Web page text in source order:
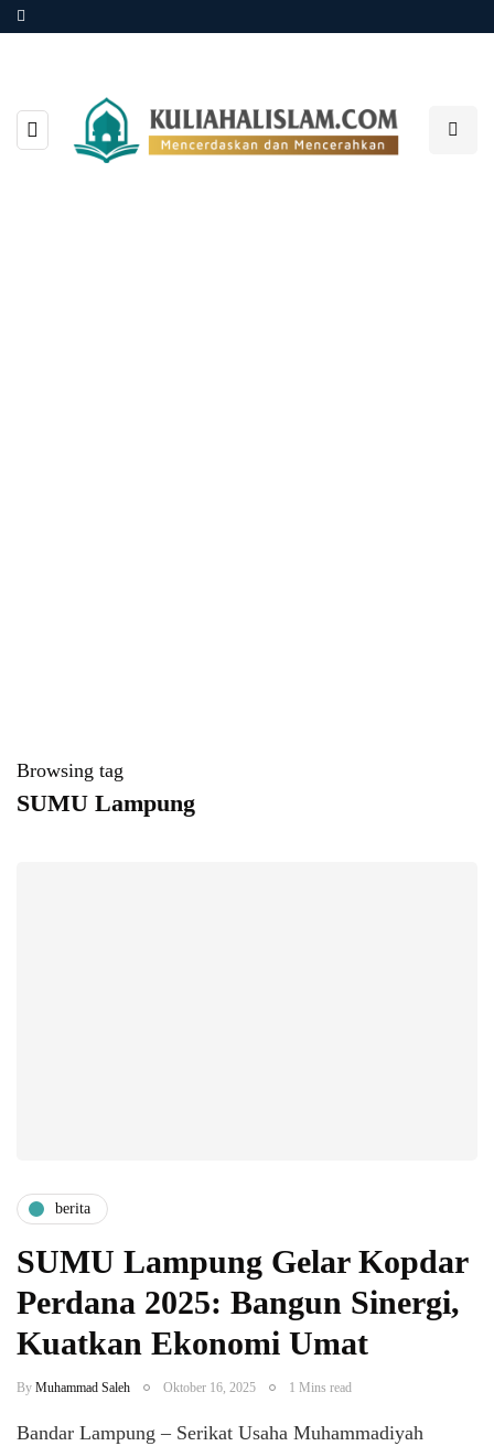
Browsing tag
SUMU Lampung
berita
SUMU Lampung Gelar Kopdar
Perdana 2025: Bangun Sinergi,
Kuatkan Ekonomi Umat
By Muhammad Saleh Oktober 16, 2025 1 Mins read
Bandar Lampung – Serikat Usaha Muhammadiyah